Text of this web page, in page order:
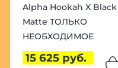
Alpha Hookah X Black
Matte ТОЛЬКО
НЕОБХОДИМОЕ
15 625 руб.